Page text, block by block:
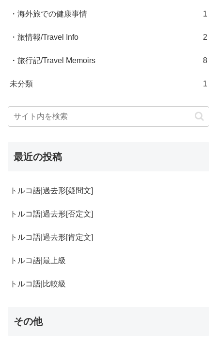
・海外旅での健康事情 1
・旅情報/Travel Info 2
・旅行記/Travel Memoirs 8
未分類 1
最近の投稿
トルコ語|過去形[疑問文]
トルコ語|過去形[否定文]
トルコ語|過去形[肯定文]
トルコ語|最上級
トルコ語|比較級
その他